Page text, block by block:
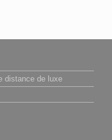
distance de luxe